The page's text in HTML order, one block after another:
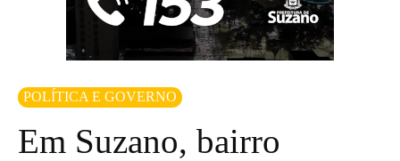
POLÍTICA E GOVERNO
Em Suzano, bairro